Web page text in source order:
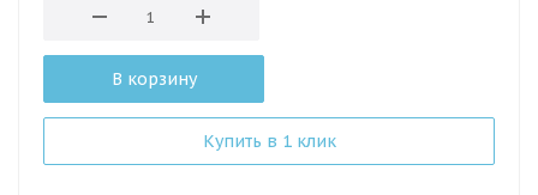
В корзину
Купить в 1 клик